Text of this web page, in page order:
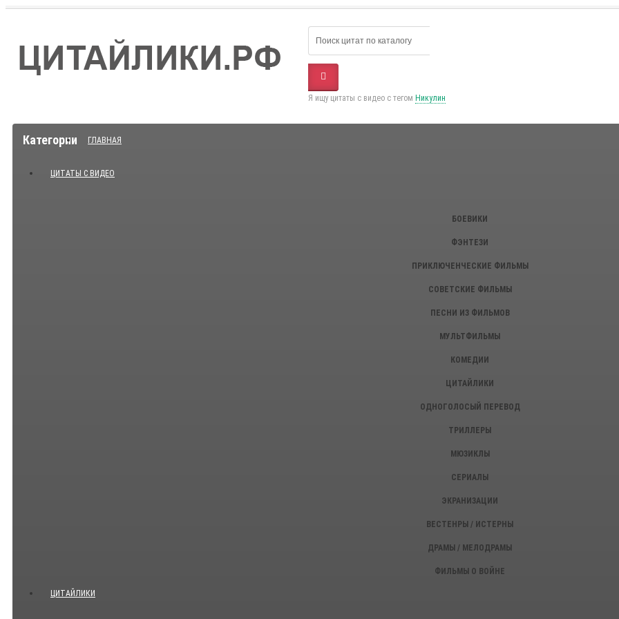
Я ищу цитаты с видео с тегом Никулин
Категории ГЛАВНАЯ
ЦИТАТЫ С ВИДЕО
БОЕВИКИ
ФЭНТЕЗИ
ПРИКЛЮЧЕНЧЕСКИЕ ФИЛЬМЫ
СОВЕТСКИЕ ФИЛЬМЫ
ПЕСНИ ИЗ ФИЛЬМОВ
МУЛЬТФИЛЬМЫ
КОМЕДИИ
ЦИТАЙЛИКИ
ОДНОГОЛОСЫЙ ПЕРЕВОД
ТРИЛЛЕРЫ
МЮЗИКЛЫ
СЕРИАЛЫ
ЭКРАНИЗАЦИИ
ВЕСТЕНРЫ / ИСТЕРНЫ
ДРАМЫ / МЕЛОДРАМЫ
ФИЛЬМЫ О ВОЙНЕ
ЦИТАЙЛИКИ